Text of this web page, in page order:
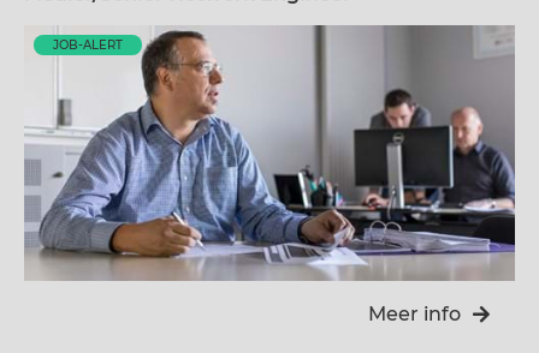
JOB-ALERT
Meer info